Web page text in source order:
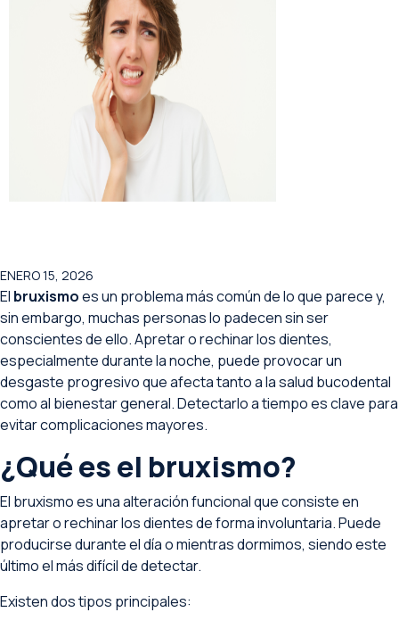
ENERO 15, 2026
El bruxismoes un problema más común de lo que parece y,
sin embargo, muchas personas lo padecen sin ser
conscientes de ello. Apretar o rechinar los dientes,
especialmente durante la noche, puede provocar un
desgaste progresivo que afecta tanto a la salud bucodental
como al bienestar general. Detectarlo a tiempo es clave para
evitar complicaciones mayores.
¿Qué es el bruxismo?
El bruxismo es una alteración funcional que consiste en
apretar o rechinar los dientes de forma involuntaria. Puede
producirse durante el día o mientras dormimos, siendo este
último el más difícil de detectar.
Existen dos tipos principales: